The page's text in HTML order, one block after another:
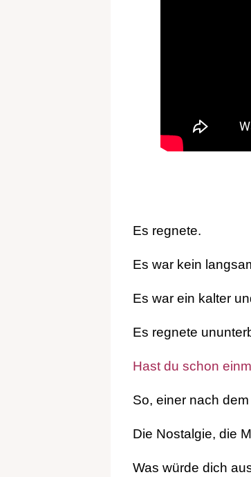
Es regnete.
Es war kein
Es war ein kalter
Es regnete
Hast du schon
So, einer nach
Die Nostalgie, die
Was würde dich